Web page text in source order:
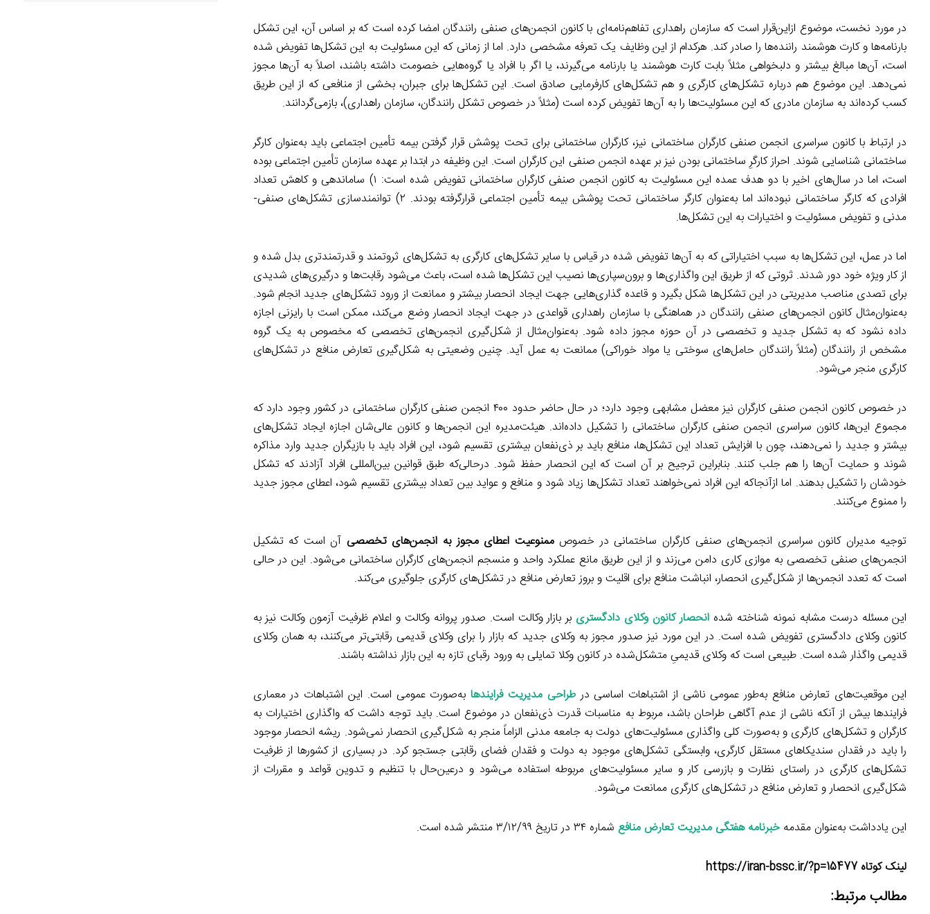
در مورد نخست، موضوع ازاین‌قرار است که سازمان راهداری تفاهم‌نامه‌ای با کانون انجمن‌های صنفی رانندگان امضا کرده است که بر اساس آن، این تشکل
بارنامه‌ها و کارت هوشمند راننده‌ها را صادر کند. هرکدام از این وظایف یک تعرفه مشخصی دارد. اما از زمانی که این مسئولیت به این تشکل‌ها تفویض شده
است، آن‌ها مبالغ بیشتر و دلبخواهی مثلاً بابت کارت هوشمند یا بارنامه می‌گیرند، یا اگر با افراد یا گروه‌هایی خصومت داشته باشند، اصلاً به آن‌ها مجوز
نمی‌دهد. این موضوع هم درباره تشکل‌های کارگری و هم تشکل‌های کارفرمایی صادق است. این تشکل‌ها برای جبران، بخشی از منافعی که از این طریق
کسب کرده‌اند به سازمان مادری که این مسئولیت‌ها را به آن‌ها تفویض کرده است (مثلاً در خصوص تشکل رانندگان، سازمان راهداری)، بازمی‌گردانند.
در ارتباط با کانون سراسری انجمن صنفی کارگران ساختمانی نیز، کارگران ساختمانی برای تحت پوشش قرار گرفتن بیمه تأمین اجتماعی باید به‌عنوان کارگر
ساختمانی شناسایی شوند. احراز کارگرِ ساختمانی بودن نیز بر عهده انجمن صنفی این کارگران است. این وظیفه در ابتدا بر عهده سازمان تأمین اجتماعی بوده
است، اما در سال‌های اخیر با دو هدف عمده این مسئولیت به کانون انجمن صنفی کارگران ساختمانی تفویض شده است: ۱) ساماندهی و کاهش تعداد
افرادی که کارگر ساختمانی نبوده‌اند اما به‌عنوان کارگر ساختمانی تحت پوشش بیمه تأمین اجتماعی قرارگرفته بودند. ۲) توانمندسازی تشکل‌های صنفی-
مدنی و تفویض مسئولیت و اختیارات به این تشکل‌ها.
اما در عمل، این تشکل‌ها به سبب اختیاراتی که به آن‌ها تفویض شده در قیاس با سایر تشکل‌های کارگری به تشکل‌های ثروتمند و قدرتمندتری بدل شده و
از کار ویژه خود دور شدند. ثروتی که از طریق این واگذاری‌ها و برون‌سپاری‌ها نصیب این تشکل‌ها شده است، باعث می‌شود رقابت‌ها و درگیری‌های شدیدی
برای تصدی مناصب مدیریتی در این تشکل‌ها شکل بگیرد و قاعده گذاری‌هایی جهت ایجاد انحصار بیشتر و ممانعت از ورود تشکل‌های جدید انجام شود.
به‌عنوان‌مثال کانون انجمن‌های صنفی رانندگان در هماهنگی با سازمان راهداری قواعدی در جهت ایجاد انحصار وضع می‌کند، ممکن است با رایزنی اجازه
داده نشود که به تشکل جدید و تخصصی در آن حوزه مجوز داده شود. به‌عنوان‌مثال از شکل‌گیری انجمن‌های تخصصی که مخصوص به یک گروه
مشخص از رانندگان (مثلاً رانندگان حامل‌های سوختی یا مواد خوراکی) ممانعت به عمل آید. چنین وضعیتی به شکل‌گیری تعارض منافع در تشکل‌های
کارگری منجر می‌شود.
در خصوص کانون انجمن صنفی کارگران نیز معضل مشابهی وجود دارد؛ در حال حاضر حدود ۴۰۰ انجمن صنفی کارگران ساختمانی در کشور وجود دارد که
مجموع این‌ها، کانون سراسری انجمن صنفی کارگران ساختمانی را تشکیل داده‌اند. هیئت‌مدیره این انجمن‌ها و کانون عالی‌شان اجازه ایجاد تشکل‌های
بیشتر و جدید را نمی‌دهند، چون با افزایش تعداد این تشکل‌ها، منافع باید بر ذی‌نفعان بیشتری تقسیم شود، این افراد باید با بازیگران جدید وارد مذاکره
شوند و حمایت آن‌ها را هم جلب کنند. بنابراین ترجیح بر آن است که این انحصار حفظ شود. درحالی‌که طبق قوانین بین‌المللی افراد آزادند که تشکل
خودشان را تشکیل بدهند. اما ازآنجاکه این افراد نمی‌خواهند تعداد تشکل‌ها زیاد شود و منافع و عواید بین تعداد بیشتری تقسیم شود، اعطای مجوز جدید
را ممنوع می‌کنند.
توجیه مدیران کانون سراسری انجمن‌های صنفی کارگران ساختمانی در خصوصممنوعیت اعطای مجوز به انجمن‌های تخصصی آن است که تشکیل
انجمن‌های صنفی تخصصی به موازی کاری دامن می‌زند و از این طریق مانع عملکرد واحد و منسجم انجمن‌های کارگران ساختمانی می‌شود. این در حالی
است که تعدد انجمن‌ها از شکل‌گیری انحصار، انباشت منافع برای اقلیت و بروز تعارض منافع در تشکل‌های کارگری جلوگیری می‌کند.
این مسئله درست مشابه نمونه شناخته شده انحصار کانون وکلای دادگستری بر بازار وکالت است. صدور پروانه وکالت و اعلام ظرفیت آزمون وکالت نیز به
کانون وکلای دادگستری تفویض شده است. در این مورد نیز صدور مجوز به وکلای جدید که بازار را برای وکلای قدیمی رقابتی‌تر می‌کنند، به همان وکلای
قدیمی واگذار شده است. طبیعی است که وکلای قدیمیِ متشکل‌شده در کانون وکلا تمایلی به ورود رقبای تازه به این بازار نداشته باشند.
این موقعیت‌های تعارض منافع به‌طور عمومی ناشی از اشتباهات اساسی درطراحی مدیریت فرایندهابه‌صورت عمومی است. این اشتباهات در معماری
فرایندها بیش از آنکه ناشی از عدم آگاهی طراحان باشد، مربوط به مناسبات قدرت ذی‌نفعان در موضوع است. باید توجه داشت که واگذاری اختیارات به
کارگران و تشکل‌های کارگری و به‌صورت کلی واگذاری مسئولیت‌های دولت به جامعه مدنی الزاماً منجر به شکل‌گیری انحصار نمی‌شود. ریشه انحصار موجود
را باید در فقدان سندیکاهای مستقل کارگری، وابستگی تشکل‌های موجود به دولت و فقدان فضای رقابتی جستجو کرد. در بسیاری از کشورها از ظرفیت
تشکل‌های کارگری در راستای نظارت و بازرسی کار و سایر مسئولیت‌های مربوطه استفاده می‌شود و درعین‌حال با تنظیم و تدوین قواعد و مقررات از
شکل‌گیری انحصار و تعارض منافع در تشکل‌های کارگری ممانعت می‌شود.
این یادداشت به‌عنوان مقدمه خبرنامه هفتگی مدیریت تعارض منافع شماره ۳۴ در تاریخ ۳/۱۲/۹۹ منتشر شده است.
لینک کوتاه https://iran-bssc.ir/?p=15477
مطالب مرتبط: